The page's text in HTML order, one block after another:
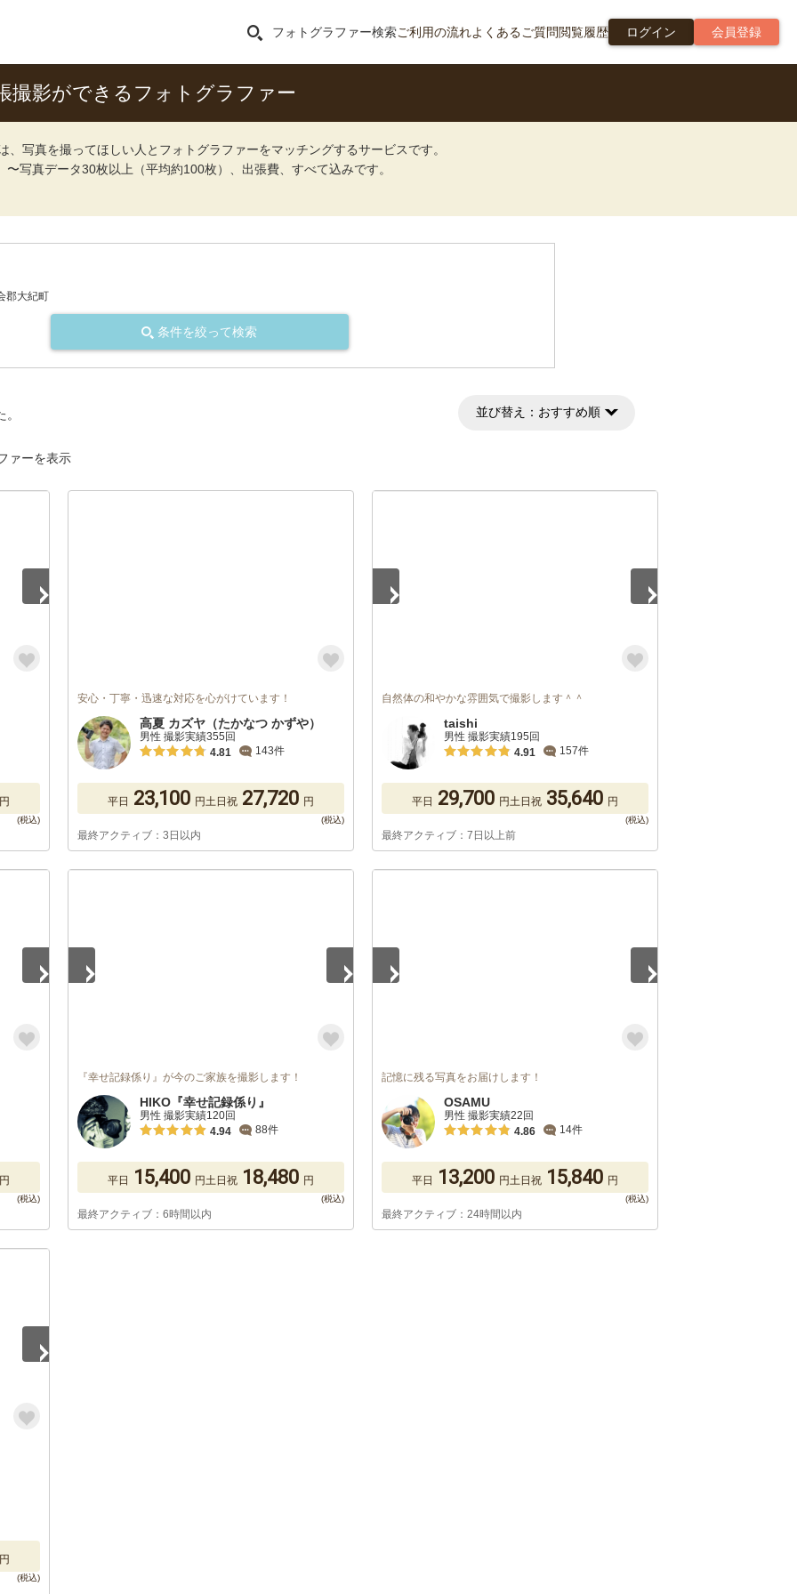
フォトグラファー検索ご利用の流れよくあるご質問閲覧履歴 ログイン 会員登録
撮影ができるフォトグラファー
、写真を撮ってほしい人とフォトグラファーをマッチングするサービスです。
写真データ30枚以上（平均約100枚）、出張費、すべて込みです。
郡大紀町
条件を絞って検索
並び替え： おすすめ順
ァーを表示
円
安心・丁寧・迅速な対応を心がけています！
高夏 カズヤ（たかなつ かずや）
男性 撮影実績355回
4.81
143件
平日 23,100 円土日祝 27,720 円
最終アクティブ：3日以内
自然体の和やかな雰囲気で撮影します＾＾
taishi
男性 撮影実績195回
4.91
157件
平日 29,700 円土日祝 35,640 円
最終アクティブ：7日以上前
円
『幸せ記録係り』が今のご家族を撮影します！
HIKO『幸せ記録係り』
男性 撮影実績120回
4.94
88件
平日 15,400 円土日祝 18,480 円
最終アクティブ：6時間以内
記憶に残る写真をお届けします！
OSAMU
男性 撮影実績22回
4.86
14件
平日 13,200 円土日祝 15,840 円
最終アクティブ：24時間以内
円